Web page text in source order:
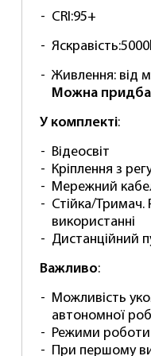
CRI:95+
Яскравість:
Живлення:від
Можна
У комплекті:
Відеосвіт
Кріплення з
Мережний
Стійка/Тримач.
використанні
Дистанційний
Важливо:
Можливість
автономної
Режими роботи
При першому